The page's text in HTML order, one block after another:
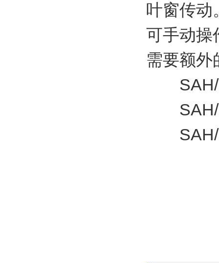
叶窗传动
可手动操
需要额外
SAH/S
SAH/S
SAH/S